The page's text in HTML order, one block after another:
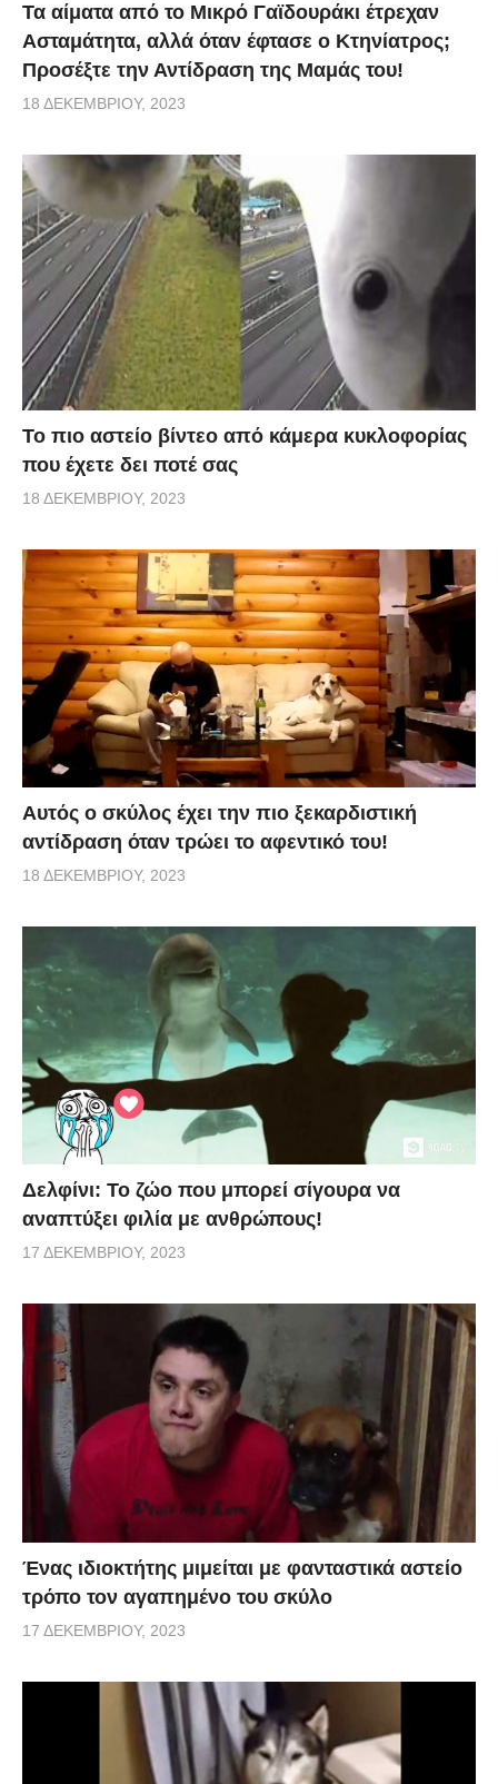
Τα αίματα από το Μικρό Γαϊδουράκι έτρεχαν
Ασταμάτητα, αλλά όταν έφτασε ο Κτηνίατρος;
Προσέξτε την Αντίδραση της Μαμάς του!
18 ΔΕΚΕΜΒΡΊΟΥ, 2023
Το πιο αστείο βίντεο από κάμερα κυκλοφορίας
που έχετε δει ποτέ σας
18 ΔΕΚΕΜΒΡΊΟΥ, 2023
Αυτός ο σκύλος έχει την πιο ξεκαρδιστική
αντίδραση όταν τρώει το αφεντικό του!
18 ΔΕΚΕΜΒΡΊΟΥ, 2023
Δελφίνι: Το ζώο που μπορεί σίγουρα να
αναπτύξει φιλία με ανθρώπους!
17 ΔΕΚΕΜΒΡΊΟΥ, 2023
Ένας ιδιοκτήτης μιμείται με φανταστικά αστείο
τρόπο τον αγαπημένο του σκύλο
17 ΔΕΚΕΜΒΡΊΟΥ, 2023